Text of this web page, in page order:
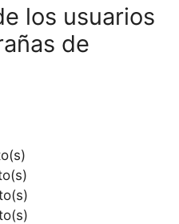
los usuarios
de